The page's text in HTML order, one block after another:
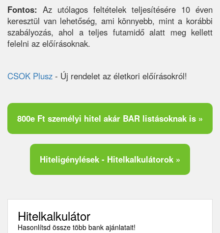
Fontos: Az utólagos feltételek teljesítésére 10 éven
keresztül van lehetőség, ami könnyebb, mint a korábbi
szabályozás, ahol a teljes futamidő alatt meg kellett
felelni az előírásoknak.
CSOK Plusz - Új rendelet az életkori előírásokról!
800e Ft személyi hitel akár BAR listásoknak is »
Hiteligénylések - Hitelkalkulátorok »
Hitelkalkulátor
Hasonlítsd össze több bank ajánlatait!